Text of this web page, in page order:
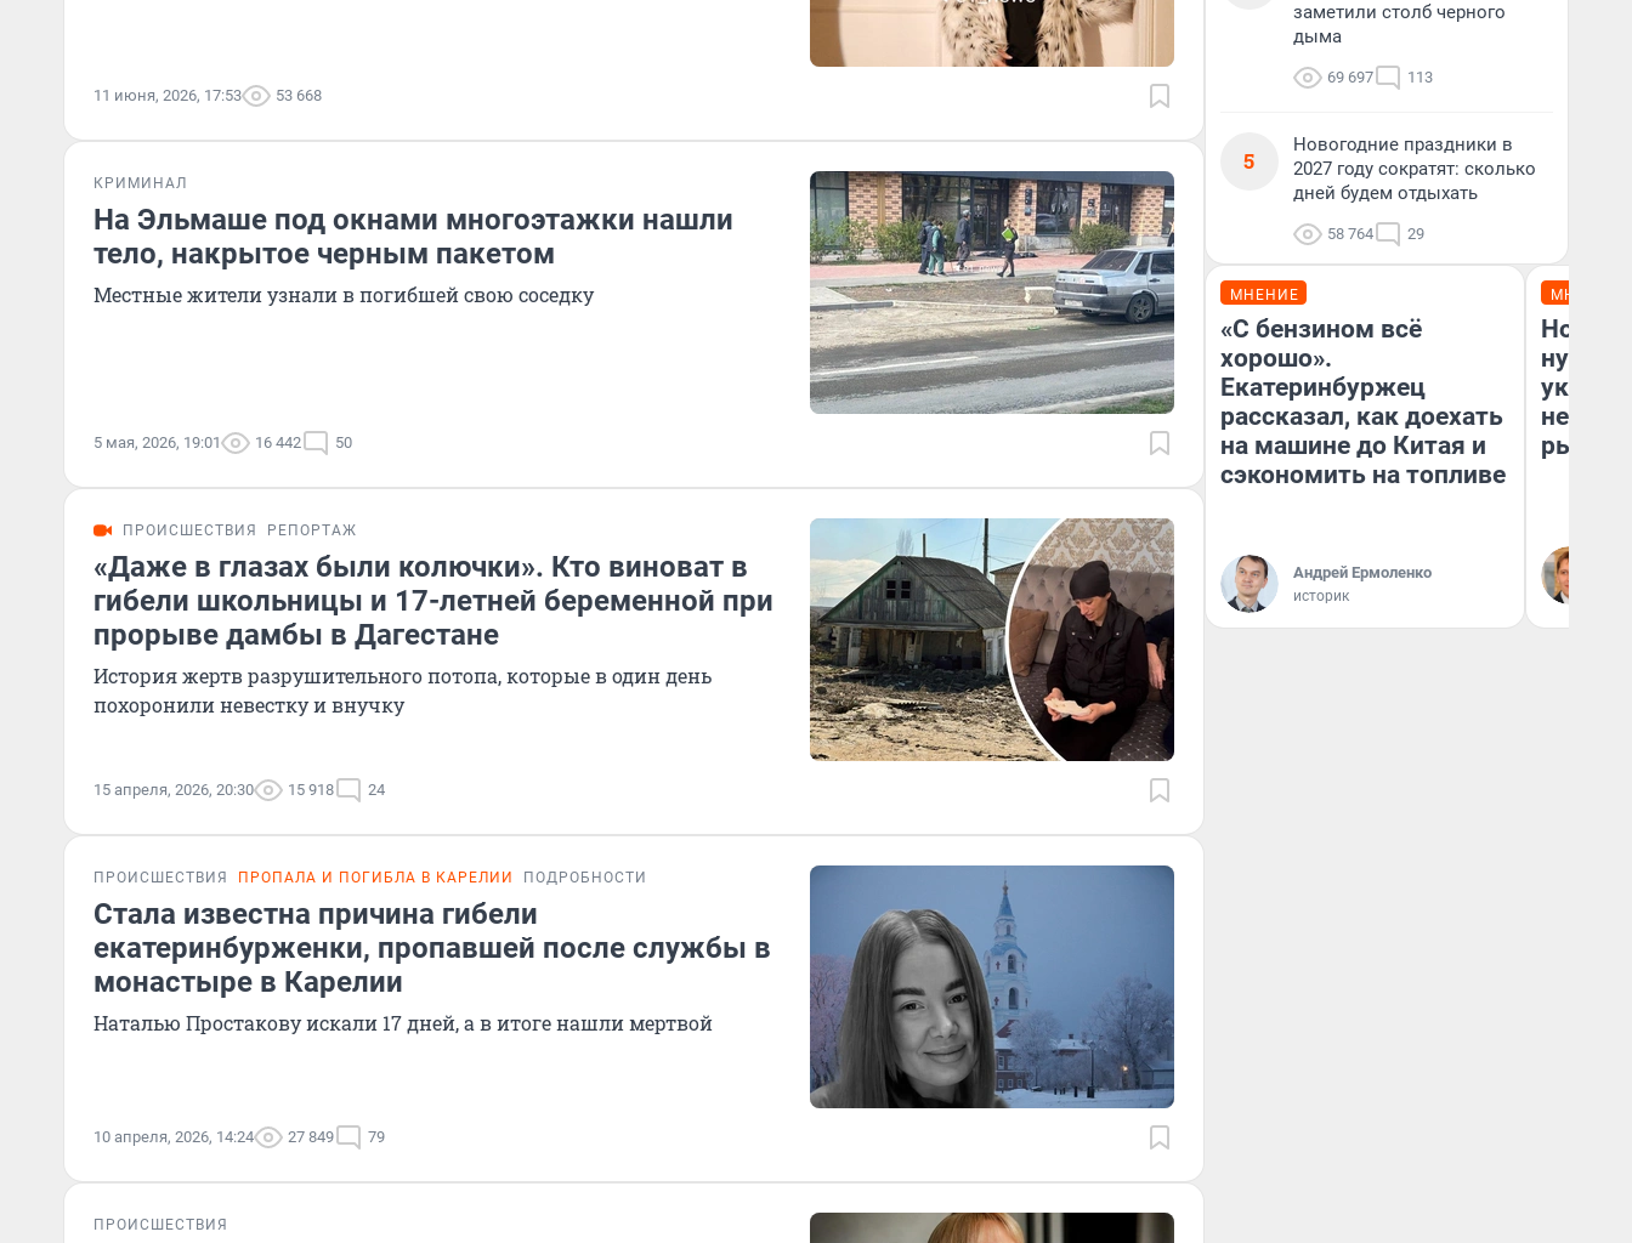
11 июня, 2026, 17:53 53 668
КРИМИНАЛ
На Эльмаше под окнами многоэтажки нашли
тело, накрытое черным пакетом
Местные жители узнали в погибшей свою соседку
5 мая, 2026, 19:01 16 442 50
ПРОИСШЕСТВИЯ РЕПОРТАЖ
«Даже в глазах были колючки». Кто виноват в
гибели школьницы и 17-летней беременной при
прорыве дамбы в Дагестане
История жертв разрушительного потопа, которые в один день
похоронили невестку и внучку
15 апреля, 2026, 20:30 15 918 24
ПРОИСШЕСТВИЯ ПРОПАЛА И ПОГИБЛА В КАРЕЛИИ ПОДРОБНОСТИ
Стала известна причина гибели
екатеринбурженки, пропавшей после службы в
монастыре в Карелии
Наталью Простакову искали 17 дней, а в итоге нашли мертвой
10 апреля, 2026, 14:24 27 849 79
ПРОИСШЕСТВИЯ
заметили столб черного
дыма
69 697 113
5
Новогодние праздники в
2027 году сократят: сколько
дней будем отдыхать
58 764 29
МНЕНИЕ
«С бензином всё
хорошо».
Екатеринбуржец
рассказал, как доехать
на машине до Китая и
сэкономить на топливе
Андрей Ермоленко
историк
МНЕНИЕ
указал
рынка